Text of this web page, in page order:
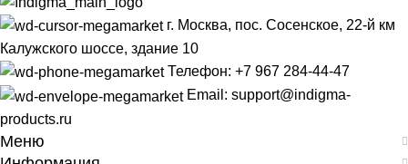
г. Москва, пос. Сосенское, 22-й км
Калужского шоссе, здание 10
Телефон: +7 967 284-44-47
Email: support@indigma-
products.ru
Меню